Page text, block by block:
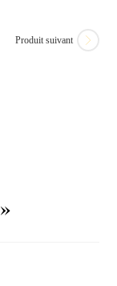
Produit suivant